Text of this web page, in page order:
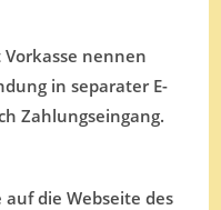
nennen
in separater E-
Zahlungseingang.
auf die Webseite des